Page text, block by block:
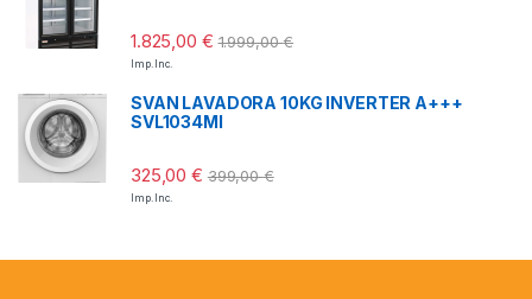
1.825,00 € 1.999,00€
Imp. Inc.
SVAN LAVADORA 10KG INVERTER A+++
SVL1034MI
325,00€ 399,00€
Imp. Inc.